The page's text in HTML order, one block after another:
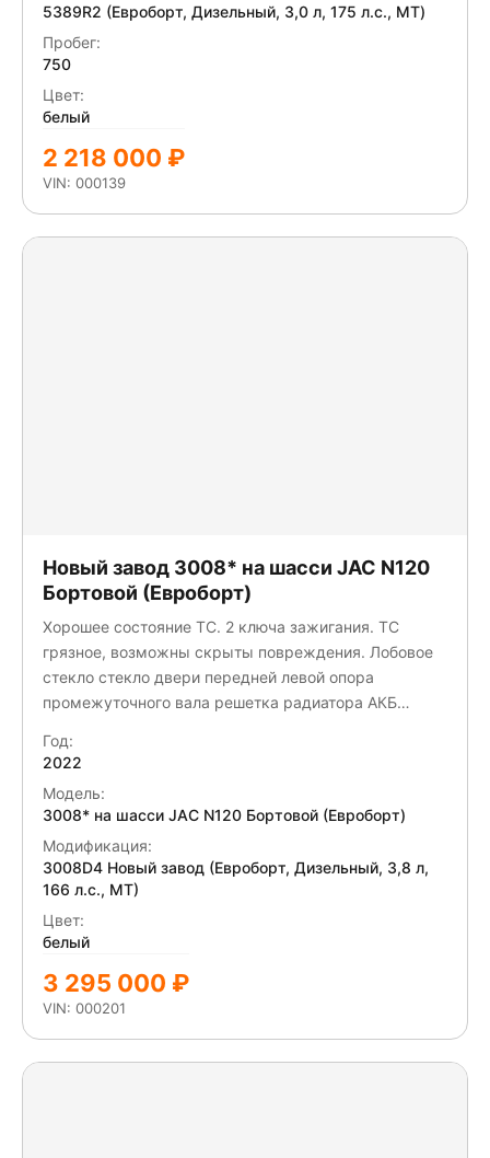
5389R2 (Евроборт, Дизельный, 3,0 л, 175 л.с., МТ)
Пробег:
750
Цвет:
белый
2 218 000 ₽
VIN: 000139
Новый завод 3008* на шасси JAC N120
Бортовой (Евроборт)
Хорошее состояние ТС. 2 ключа зажигания. ТС
грязное, возможны скрыты повреждения. Лобовое
стекло стекло двери передней левой опора
промежуточного вала решетка радиатора АКБ
правая
Год:
2022
Модель:
3008* на шасси JAC N120 Бортовой (Евроборт)
Модификация:
3008D4 Новый завод (Евроборт, Дизельный, 3,8 л,
166 л.с., МТ)
Цвет:
белый
3 295 000 ₽
VIN: 000201